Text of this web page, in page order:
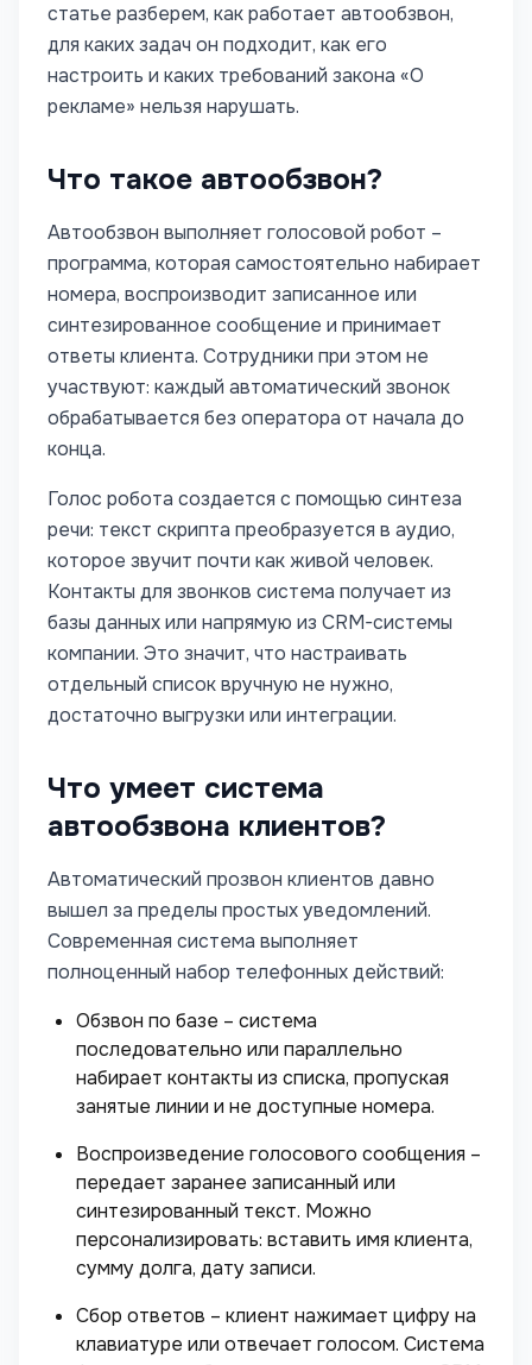
статье разберем, как работает автообзвон,
для каких задач он подходит, как его
настроить и каких требований закона «О
рекламе» нельзя нарушать.
Что такое автообзвон?
Автообзвон выполняет голосовой робот –
программа, которая самостоятельно набирает
номера, воспроизводит записанное или
синтезированное сообщение и принимает
ответы клиента. Сотрудники при этом не
участвуют: каждый автоматический звонок
обрабатывается без оператора от начала до
конца.
Голос робота создается с помощью синтеза
речи: текст скрипта преобразуется в аудио,
которое звучит почти как живой человек.
Контакты для звонков система получает из
базы данных или напрямую из CRM-системы
компании. Это значит, что настраивать
отдельный список вручную не нужно,
достаточно выгрузки или интеграции.
Что умеет система
автообзвона клиентов?
Автоматический прозвон клиентов давно
вышел за пределы простых уведомлений.
Современная система выполняет
полноценный набор телефонных действий:
Обзвон по базе – система
последовательно или параллельно
набирает контакты из списка, пропуская
занятые линии и не доступные номера.
Воспроизведение голосового сообщения –
передает заранее записанный или
синтезированный текст. Можно
персонализировать: вставить имя клиента,
сумму долга, дату записи.
Сбор ответов – клиент нажимает цифру на
клавиатуре или отвечает голосом. Система